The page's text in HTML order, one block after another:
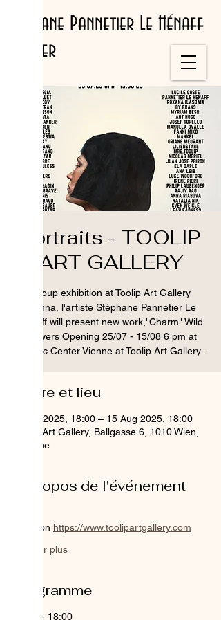
Stéphane Pannetier Le Hénaff
Painter
Portraits - TOOLIP
ART GALLERY
Group exhibition at Toolip Art Gallery
Vienna, l'artiste Stéphane Pannetier Le
Hénaff will present new work,"Charm" Wild
Flowers Opening 25/07 - 15/08 6 pm at
Historic Center Vienne at Toolip Art Gallery .
Heure et lieu
25 Jul 2025, 18:00 – 15 Aug 2025, 18:00
Toolip Art Gallery, Ballgasse 6, 1010 Wien,
Autriche
À propos de l'événement
More on https://www.toolipartgallery.com
Afficher plus
Programme
18:00 - 18:00